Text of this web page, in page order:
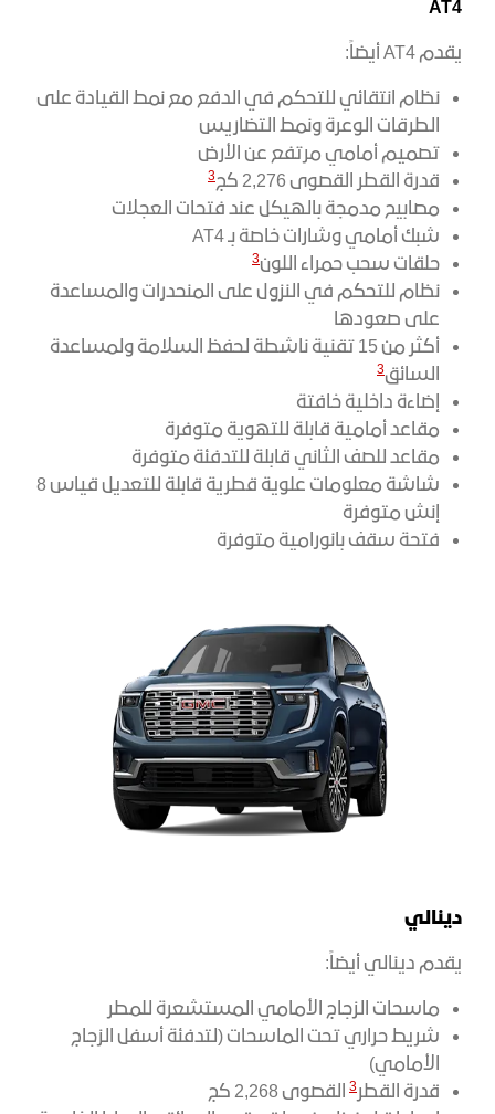
AT4
يقدم AT4 أيضاً:
نظام انتقائي للتحكم في الدفع مع نمط القيادة على
الطرقات الوعرة ونمط التضاريس
تصميم أمامي مرتفع عن الأرض
قدرة القطر القصوى 2,276 كج
3
مصابيح مدمجة بالهيكل عند فتحات العجلات
شبك أمامي وشارات خاصة بـ AT4
حلقات سحب حمراء اللون3
نظام للتحكم في النزول على المنحدرات والمساعدة
على صعودها
أكثر من 15 تقنية ناشطة لحفظ السلامة ولمساعدة
السائق3
إضاءة داخلية خافتة
مقاعد أمامية قابلة للتهوية متوفرة
مقاعد للصف الثاني قابلة للتدفئة متوفرة
شاشة معلومات علوية قطرية قابلة للتعديل قياس 8
إنش متوفرة
فتحة سقف بانورامية متوفرة
دينالي
يقدم دينالي أيضاً:
ماسحات الزجاج الأمامي المستشعرة للمطر
شريط حراري تحت الماسحات (لتدفئة أسفل الزجاج
الأمامي)
قدرة القطر3 القصوى 2,268 كج